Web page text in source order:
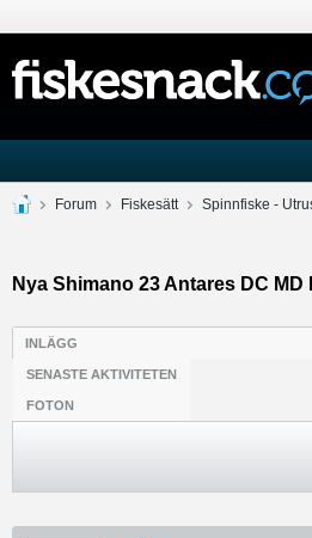
Forum Fiskesätt Spinnfiske -
Nya Shimano 23 Antares DC
INLÄGG
SENASTE AKTIVITETEN
FOTON